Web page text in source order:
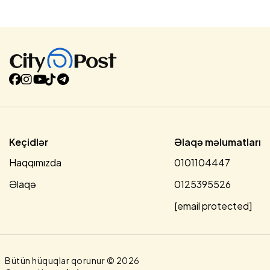
Davudov buna qədər Azərbaycanın Malayziyada, eyni
zamanda Bruney Darüssalamda fövqəladə və səlahiyyətli
səfiri olub. O, bu vəzifədən geri çağırılıb.Prezidentin digər
sərəncamı ilə həmin vəzifəyə Xəzər Fərhadov təyin edilib....
Keçidlər
Haqqımızda
Əlaqə
Əlaqə məlumatları
0101104447
0125395526
[email protected]
Bütün hüquqlar qorunur © 2026